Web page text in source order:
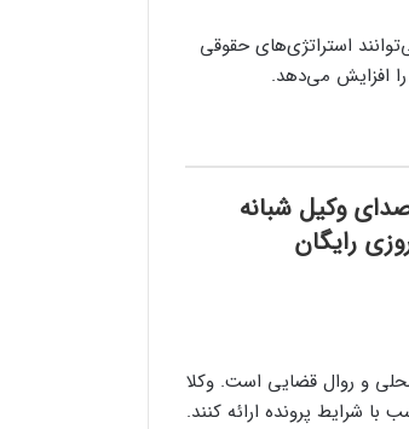
استراتژی‌های حقوقی
افزایش می‌دهد.
وکیل شبانه
رایگان
و روال قضایی است. وکلا
با شرایط پرونده ارائه کنند.